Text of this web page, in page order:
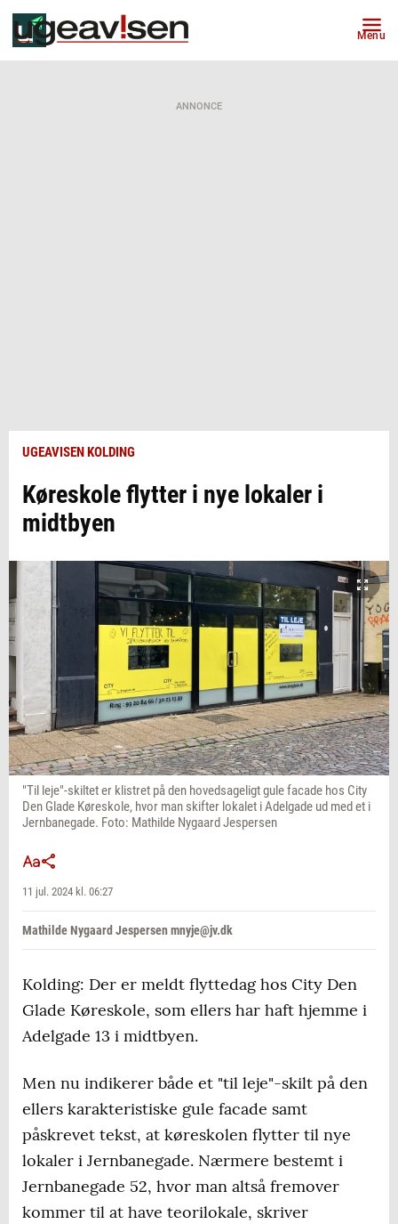
Menu
ANNONCE
UGEAVISEN KOLDING
Køreskole flytter i nye lokaler i
midtbyen
"Til leje"-skiltet er klistret på den hovedsageligt gule facade hos City
Den Glade Køreskole, hvor man skifter lokalet i Adelgade ud med et i
Jernbanegade. Foto: Mathilde Nygaard Jespersen
11 jul. 2024 kl. 06:27
Mathilde Nygaard Jespersen mnyje@jv.dk
Kolding: Der er meldt flyttedag hos City Den
Glade Køreskole, som ellers har haft hjemme i
Adelgade 13 i midtbyen.
Men nu indikerer både et "til leje"-skilt på den
ellers karakteristiske gule facade samt
påskrevet tekst, at køreskolen flytter til nye
lokaler i Jernbanegade. Nærmere bestemt i
Jernbanegade 52, hvor man altså fremover
kommer til at have teorilokale, skriver